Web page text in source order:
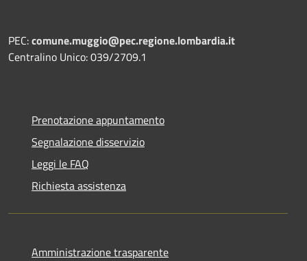
PEC:comune.muggio@pec.regione.lombardia.it
Centralino Unico: 039/2709.1
Prenotazione appuntamento
Segnalazione disservizio
Leggi le FAQ
Richiesta assistenza
Amministrazione trasparente